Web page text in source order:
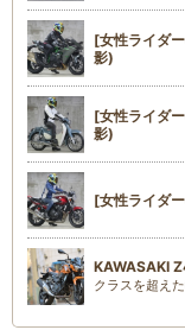
[女性ライダ
影)
[女性ライダ
影)
[女性ライダ
KAWASAKI
クラスを超え